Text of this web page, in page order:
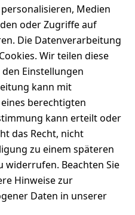
Medien
oder Zugriffe auf
Die Datenverarbeitung
Wir teilen diese
Einstellungen
kann mit
berechtigten
kann erteilt oder
das Recht, nicht
zu einem späteren
widerrufen. Beachten Sie
Hinweise zur
Daten in unserer